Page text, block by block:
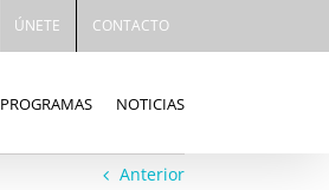
ÚNETE CONTACTO
PROGRAMAS NOTICIAS
Anterior